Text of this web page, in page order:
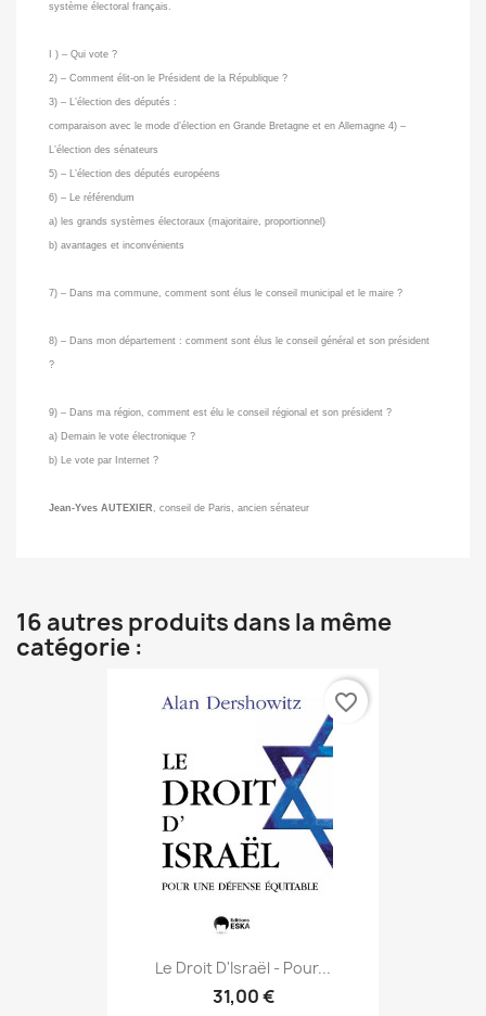
système électoral français.
I ) – Qui vote ?
2) – Comment élit-on le Président de la République ?
3) – L’élection des députés :
comparaison avec le mode d’élection en Grande Bretagne et en Allemagne 4) –
L’élection des sénateurs
5) – L’élection des députés européens
6) – Le référendum
a) les grands systèmes électoraux (majoritaire, proportionnel)
b) avantages et inconvénients
7) – Dans ma commune, comment sont élus le conseil municipal et le maire ?
8) – Dans mon département : comment sont élus le conseil général et son président
?
9) – Dans ma région, comment est élu le conseil régional et son président ?
a) Demain le vote électronique ?
b) Le vote par Internet ?
Jean-Yves AUTEXIER , conseil de Paris, ancien sénateur
16 autres produits dans la même
catégorie :
Le Droit D'Israël - Pour...
31,00 €
favorite_border